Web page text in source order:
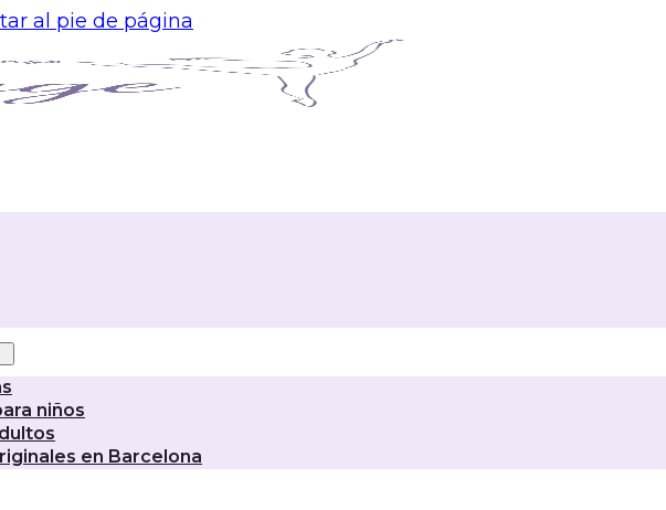
al pie de página
niños
en Barcelona